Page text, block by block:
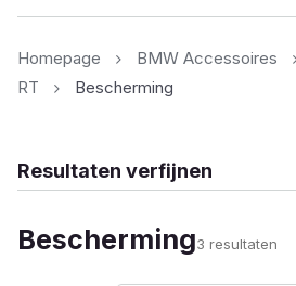
Homepage BMW Accessoires
RT
Bescherming
Bescherming3 resultaten
Resultaten verfijnen